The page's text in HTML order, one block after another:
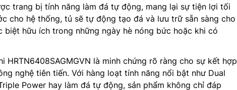
trang bị tính năng làm đá tự động, mang lại sự tiện lợi tối
cho hệ thống, tủ sẽ tự động tạo đá và lưu trữ sẵn sàng cho
biệt hữu ích trong những ngày hè nóng bức hoặc khi có
HRTN6408SAGMGVN là minh chứng rõ ràng cho sự kết hợp
nghệ tiên tiến. Với hàng loạt tính năng nổi bật như Dual
Power hay làm đá tự động, sản phẩm không chỉ đáp